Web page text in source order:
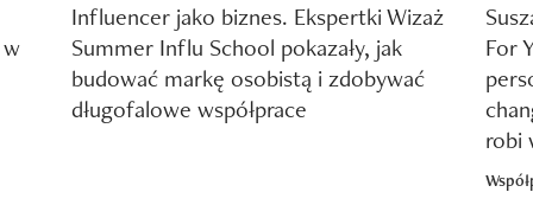
Influencer jako biznes. Ekspertki Wizaż
Summer Influ School pokazały, jak
budować markę osobistą i zdobywać
długofalowe współprace
For
robi